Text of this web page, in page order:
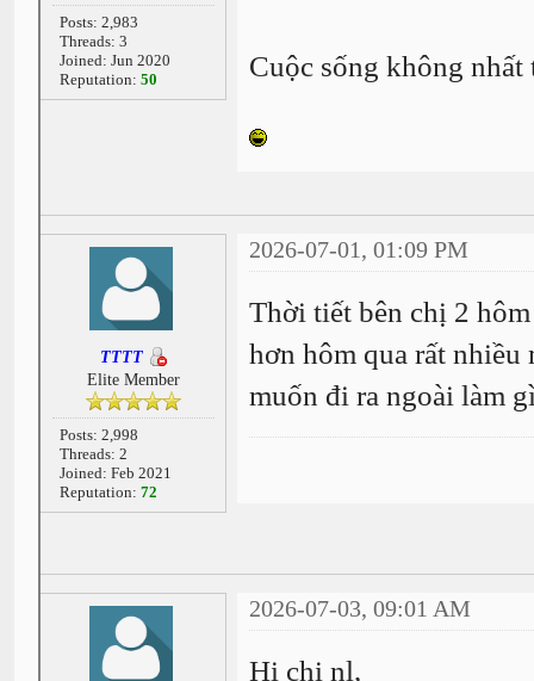
Posts: 2,983
Threads: 3
Joined: Jun 2020
Reputation: 50 Cuộc sống không nhất
TTTT
Elite Member
Posts: 2,998
Threads: 2
Joined: Feb 2021
Reputation: 72
2026-07-01, 01:09 PM
Thời tiết bên chị 2
hơn hôm qua rất nhiều
muốn đi ra ngoài làm
2026-07-03, 09:01 AM
Hi chị nl,